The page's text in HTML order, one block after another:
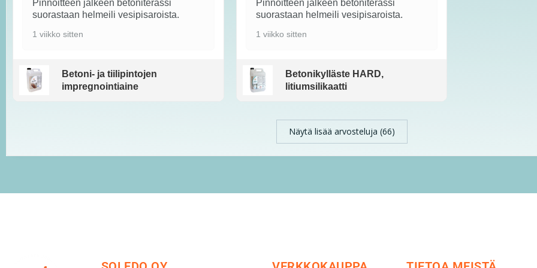
Pinnoitteen jälkeen betoniterassi
suorastaan helmeili vesipisaroista.
1 viikko sitten
Betoni- ja tiilipintojen
impregnointiaine
Pinnoitteen jälkeen betoniterassi
suorastaan helmeili vesipisaroista.
1 viikko sitten
Betonikylläste HARD,
litiumsilikaatti
Näytä lisää arvosteluja (66)